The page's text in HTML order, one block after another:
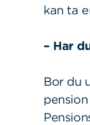
kan ta
– Har
Bor du